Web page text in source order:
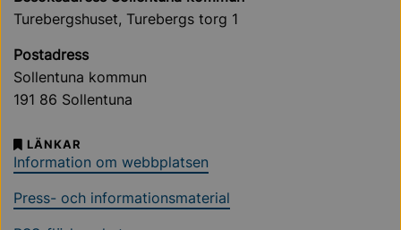
Turebergshuset, Turebergs torg 1
Postadress
Sollentuna kommun
191 86 Sollentuna
LÄNKAR
Information om webbplatsen
Press- och informationsmaterial